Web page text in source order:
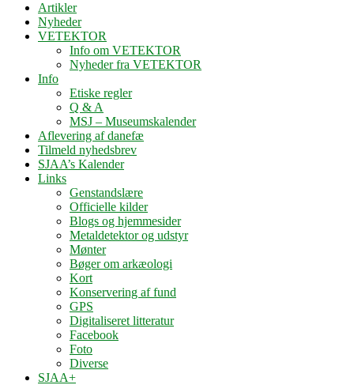
Artikler
Nyheder
VETEKTOR
Info om VETEKTOR
Nyheder fra VETEKTOR
Info
Etiske regler
Q & A
MSJ – Museumskalender
Aflevering af danefæ
Tilmeld nyhedsbrev
SJAA’s Kalender
Links
Genstandslære
Officielle kilder
Blogs og hjemmesider
Metaldetektor og udstyr
Mønter
Bøger om arkæologi
Kort
Konservering af fund
GPS
Digitaliseret litteratur
Facebook
Foto
Diverse
SJAA+